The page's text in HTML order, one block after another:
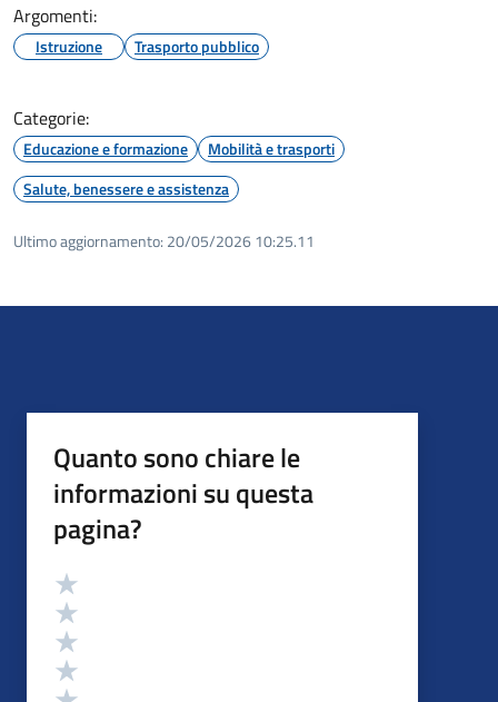
Argomenti:
Istruzione Trasporto pubblico
Categorie:
Educazione e formazione
Mobilità e trasporti
Salute, benessere e assistenza
Ultimo aggiornamento: 20/05/2026 10:25.11
Quanto sono chiare le
informazioni su questa
pagina?
Valutazione